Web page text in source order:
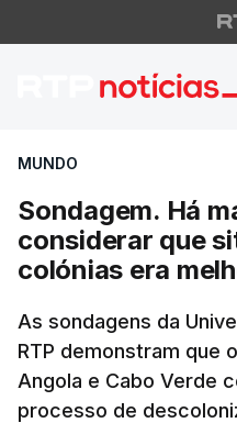
MUNDO
Sondagem. Há
considerar que
colónias era
As sondagens da
RTP demonstram que
Angola e Cabo Verde
processo de